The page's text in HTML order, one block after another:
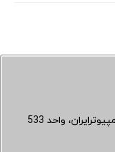
واحد 533